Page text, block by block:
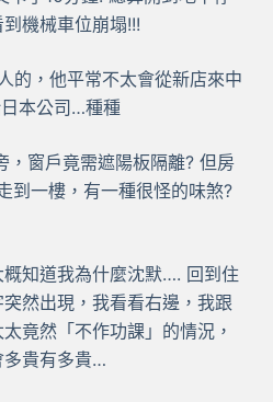
機械車位崩塌!!!
的，他平常不太會從新店來中
本公司…種種
，窗戶竟需遮陽板隔離? 但房
到一樓，有一種很怪的味煞?
知道我為什麼沈默…. 回到住
然出現，我看看右邊，我跟
竟然「不作功課」的情況，
多貴有多貴…